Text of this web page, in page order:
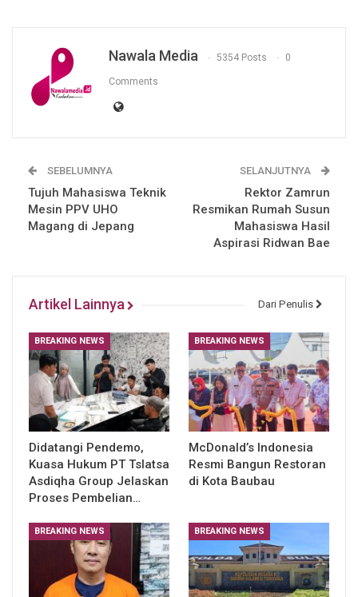
Nawala Media 5354 Posts 0
Comments
SEBELUMNYA
Tujuh Mahasiswa Teknik
Mesin PPV UHO
Magang di Jepang
SELANJUTNYA
Rektor Zamrun
Resmikan Rumah Susun
Mahasiswa Hasil
Aspirasi Ridwan Bae
Artikel Lainnya Dari Penulis
BREAKING NEWS
Didatangi Pendemo,
Kuasa Hukum PT Tslatsa
Asdiqha Group Jelaskan
Proses Pembelian…
BREAKING NEWS
McDonald’s Indonesia
Resmi Bangun Restoran
di Kota Baubau
BREAKING NEWS BREAKING NEWS